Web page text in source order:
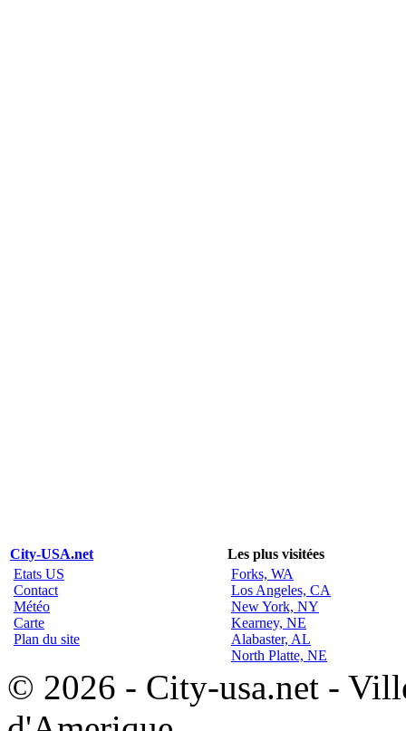
City-USA.net
Les plus visitées
Etats US
Contact
Météo
Carte
Plan du site
Forks, WA
Los Angeles, CA
New York, NY
Kearney, NE
Alabaster, AL
North Platte, NE
© 2026 - City-usa.net -